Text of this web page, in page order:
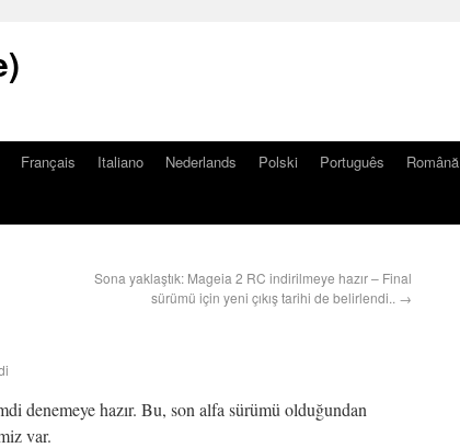
Français Italiano Nederlands Polski Português Română
Sona yaklaştık: Mageia 2 RC indirilmeye hazır – Final
sürümü için yeni çıkış tarihi de belirlendi.. →
denemeye hazır. Bu, son alfa sürümü olduğundan
var.